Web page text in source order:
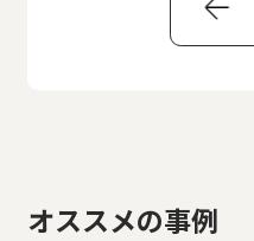
オススメの事例